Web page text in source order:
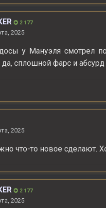
2 177
2025
у Мануэля смотрел
сплошной фарс и абсурд
2025
что-то новое сделают.
2 177
2025